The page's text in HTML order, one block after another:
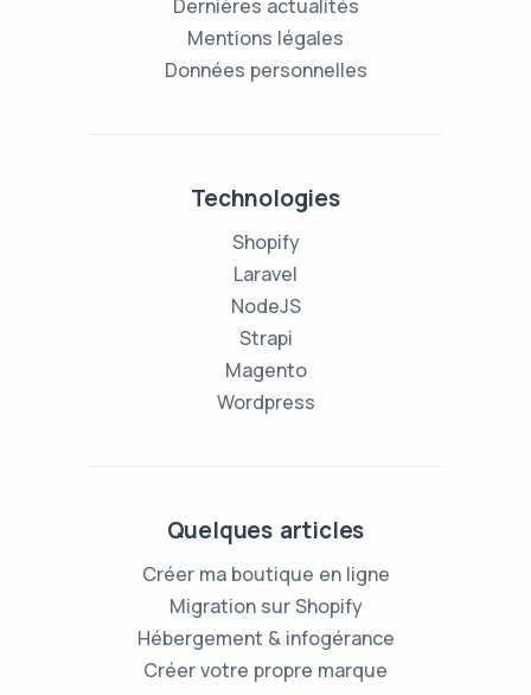
Dernières actualités
Mentions légales
Données personnelles
Technologies
Shopify
Laravel
NodeJS
Strapi
Magento
Wordpress
Quelques articles
Créer ma boutique en ligne
Migration sur Shopify
Hébergement & infogérance
Créer votre propre marque